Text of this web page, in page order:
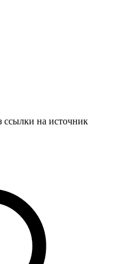
ссылки на источник